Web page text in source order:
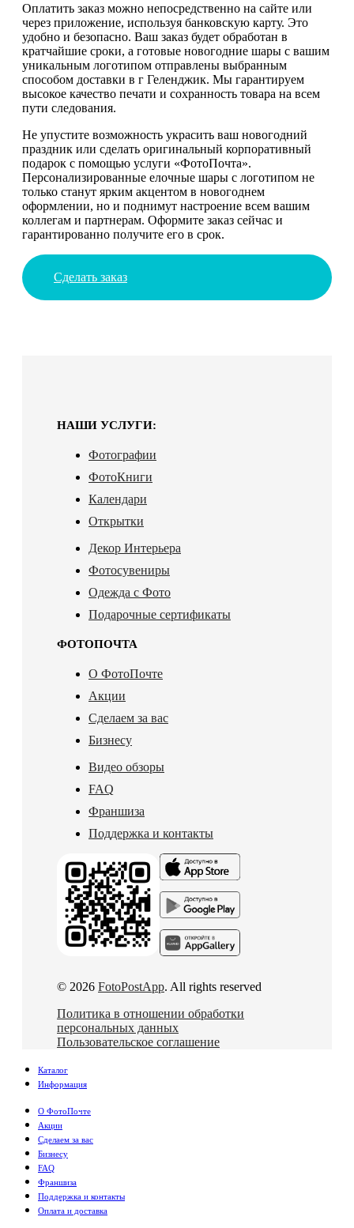
Оплатить заказ можно непосредственно на сайте или
через приложение, используя банковскую карту. Это
удобно и безопасно. Ваш заказ будет обработан в
кратчайшие сроки, а готовые новогодние шары с вашим
уникальным логотипом отправлены выбранным
способом доставки в г Геленджик. Мы гарантируем
высокое качество печати и сохранность товара на всем
пути следования.
Не упустите возможность украсить ваш новогодний
праздник или сделать оригинальный корпоративный
подарок с помощью услуги «ФотоПочта».
Персонализированные елочные шары с логотипом не
только станут ярким акцентом в новогоднем
оформлении, но и поднимут настроение всем вашим
коллегам и партнерам. Оформите заказ сейчас и
гарантированно получите его в срок.
Сделать заказ
НАШИ УСЛУГИ:
Фотографии
ФотоКниги
Календари
Открытки
Декор Интерьера
Фотосувениры
Одежда с Фото
Подарочные сертификаты
ФОТОПОЧТА
О ФотоПочте
Акции
Сделаем за вас
Бизнесу
Видео обзоры
FAQ
Франшиза
Поддержка и контакты
© 2026 FotoPostApp. All rights reserved
Политика в отношении обработки
персональных данных
Пользовательское соглашение
Каталог
Информация
О ФотоПочте
Акции
Сделаем за вас
Бизнесу
FAQ
Франшиза
Поддержка и контакты
Оплата и доставка